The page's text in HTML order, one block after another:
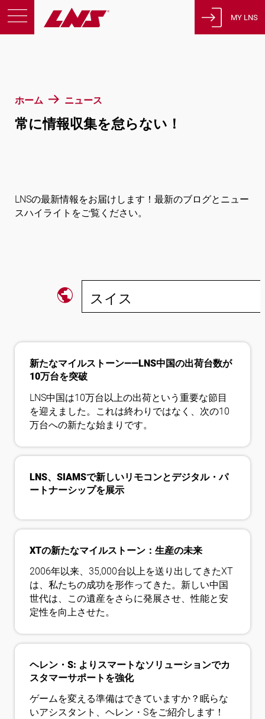
ホーム ニュース
常に情報収集を怠らない！
LNSの最新情報をお届けします！最新のブログとニュー
スハイライトをご覧ください。
public スイス
新たなマイルストーン――LNS中国の出荷台数が
10万台を突破
LNS中国は10万台以上の出荷という重要な節目
を迎えました。これは終わりではなく、次の10
万台への新たな始まりです。
LNS、SIAMSで新しいリモコンとデジタル・パ
ートナーシップを展示
XTの新たなマイルストーン：生産の未来
2006年以来、35,000台以上を送り出してきたXT
は、私たちの成功を形作ってきた。新しい中国
世代は、この遺産をさらに発展させ、性能と安
定性を向上させた。
ヘレン・S: よりスマートなソリューションでカ
スタマーサポートを強化
ゲームを変える準備はできていますか？眠らな
いアシスタント、ヘレン・Sをご紹介します！
採用情報
MY LNS